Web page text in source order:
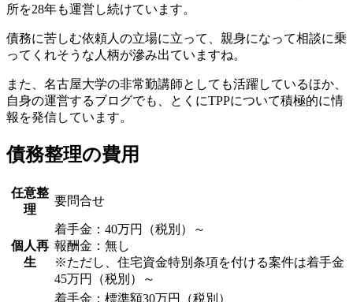
所を28年も運営し続けています。
債務に苦しむ依頼人の立場に立って、親身になって相談に乗
ってくれそうな人柄が滲み出ていますね。
また、名古屋大学の非常勤講師としても活躍しているほか、
自身の運営するブログでも、とくにTPPについて積極的に情
報を発信しています。
債務整理の費用
任意整
理
要問合せ
個人再
生
着手金：40万円（税別）～
報酬金：無し
※ただし、住宅資金特別条項を付ける案件は着手金
45万円（税別）～
着手金：標準額30万円（税別）